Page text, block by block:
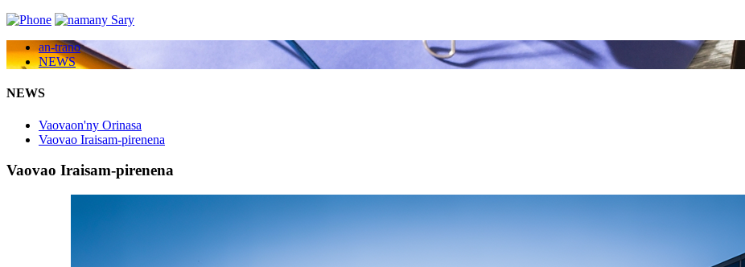
an-trano
NEWS
NEWS
Vaovaon'ny Orinasa
Vaovao Iraisam-pirenena
Vaovao Iraisam-pirenena